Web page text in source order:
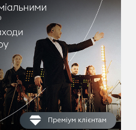
Преміум клієнтам